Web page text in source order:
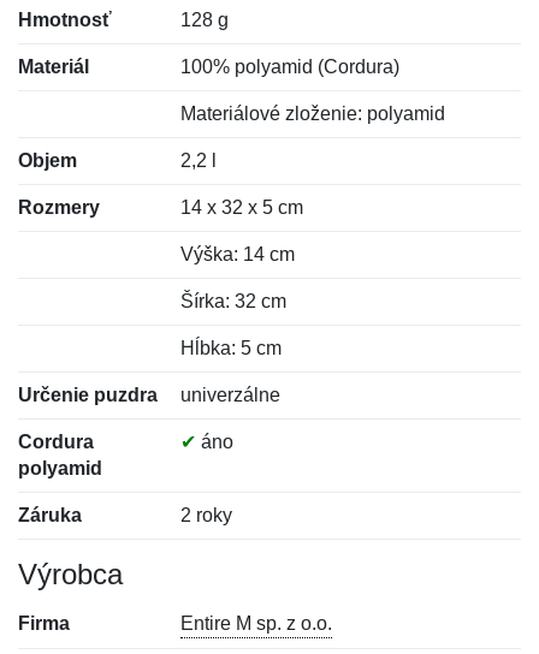
Hmotnosť 128 g
Materiál 100% polyamid (Cordura)
Materiálové zloženie: polyamid
Objem 2,2 l
Rozmery 14 x 32 x 5 cm
Výška: 14 cm
Šírka: 32 cm
Hĺbka: 5 cm
Určenie puzdra univerzálne
Cordura
polyamid
✔ áno
Záruka 2 roky
Výrobca
Firma Entire M sp. z o.o.